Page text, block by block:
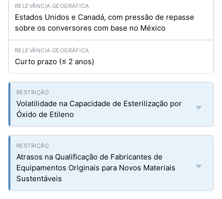
Estados Unidos e Canadá, com pressão de repasse
sobre os conversores com base no México
Curto prazo (≤ 2 anos)
Volatilidade na Capacidade de Esterilização por
Óxido de Etileno
Atrasos na Qualificação de Fabricantes de
Equipamentos Originais para Novos Materiais
Sustentáveis